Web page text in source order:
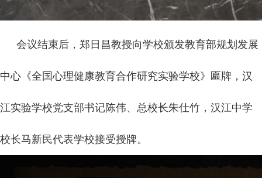
会议结束后，郑日昌教授向学校颁发教育部规划发展
中心《全国心理健康教育合作研究实验学校》匾牌，汉
江实验学校党支部书记陈伟、总校长朱仕竹，汉江中学
校长马新民代表学校接受授牌。